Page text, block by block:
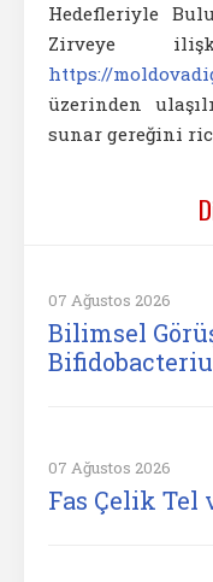
Hedefleriyle
Zirveye
https://
üzerinden
sunar gereğini
07 Ağustos 2026
Bilimsel
07 Ağustos 2026
Fas Çelik Tel